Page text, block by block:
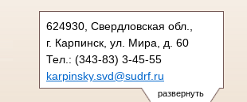
развернуть
624930, Свердловская обл.,
г. Карпинск, ул. Мира, д. 60
Тел.: (343-83) 3-45-55
karpinsky.svd@sudrf.ru